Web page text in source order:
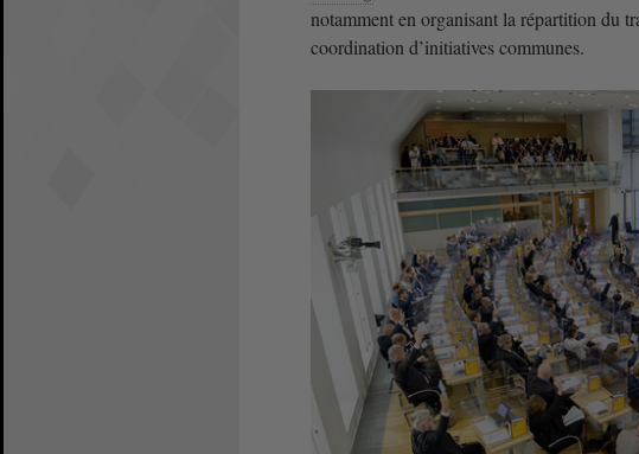
notamment en organisant la répartition du
coordination d’initiatives communes.